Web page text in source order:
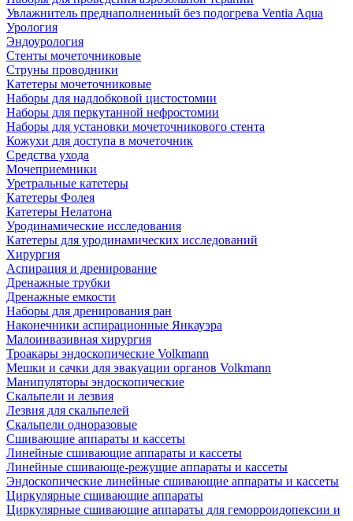
Увлажнитель преднаполненный без подогрева Ventia Aqua
Урология
Эндоурология
Стенты мочеточниковые
Струны проводники
Катетеры мочеточниковые
Наборы для надлобковой цистостомии
Наборы для перкутанной нефростомии
Наборы для установки мочеточникового стента
Кожухи для доступа в мочеточник
Средства ухода
Мочеприемники
Уретральные катетеры
Катетеры Фолея
Катетеры Нелатона
Уродинамические исследования
Катетеры для уродинамических исследований
Хирургия
Аспирация и дренирование
Дренажные трубки
Дренажные емкости
Наборы для дренирования ран
Наконечники аспирационные Янкауэра
Малоинвазивная хирургия
Троакары эндоскопические Volkmann
Мешки и сачки для эвакуации органов Volkmann
Манипуляторы эндоскопические
Скальпели и лезвия
Лезвия для скальпелей
Скальпели одноразовые
Сшивающие аппараты и кассеты
Линейные сшивающие аппараты и кассеты
Линейные сшивающе-режущие аппараты и кассеты
Эндоскопические линейные сшивающие аппараты и кассеты
Циркулярные сшивающие аппараты
Циркулярные сшивающие аппараты для геморроидопексии и